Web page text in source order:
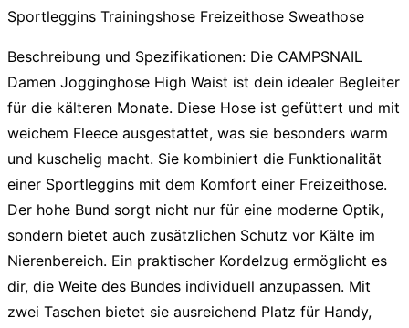
Sportleggins Trainingshose Freizeithose Sweathose
Beschreibung und Spezifikationen: Die CAMPSNAIL
Damen Jogginghose High Waist ist dein idealer Begleiter
für die kälteren Monate. Diese Hose ist gefüttert und mit
weichem Fleece ausgestattet, was sie besonders warm
und kuschelig macht. Sie kombiniert die Funktionalität
einer Sportleggins mit dem Komfort einer Freizeithose.
Der hohe Bund sorgt nicht nur für eine moderne Optik,
sondern bietet auch zusätzlichen Schutz vor Kälte im
Nierenbereich. Ein praktischer Kordelzug ermöglicht es
dir, die Weite des Bundes individuell anzupassen. Mit
zwei Taschen bietet sie ausreichend Platz für Handy,